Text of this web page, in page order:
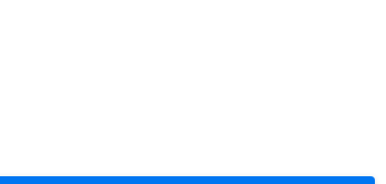
ภูตถังซาน 2 ภูตถังซาน: สำนัก